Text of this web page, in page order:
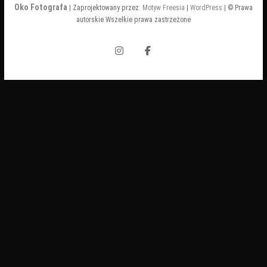
Oko Fotografa | Zaprojektowany przez: Motyw Freesia WordPress | © Prawa
autorskie Wszelkie prawa zastrzeżone
Instagram
Facebook